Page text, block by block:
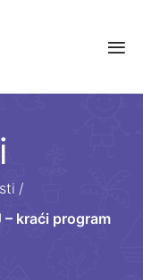
/
– kraći program